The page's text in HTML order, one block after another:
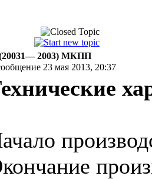
(20031— 2003) МКПП
23 мая 2013, 20:37